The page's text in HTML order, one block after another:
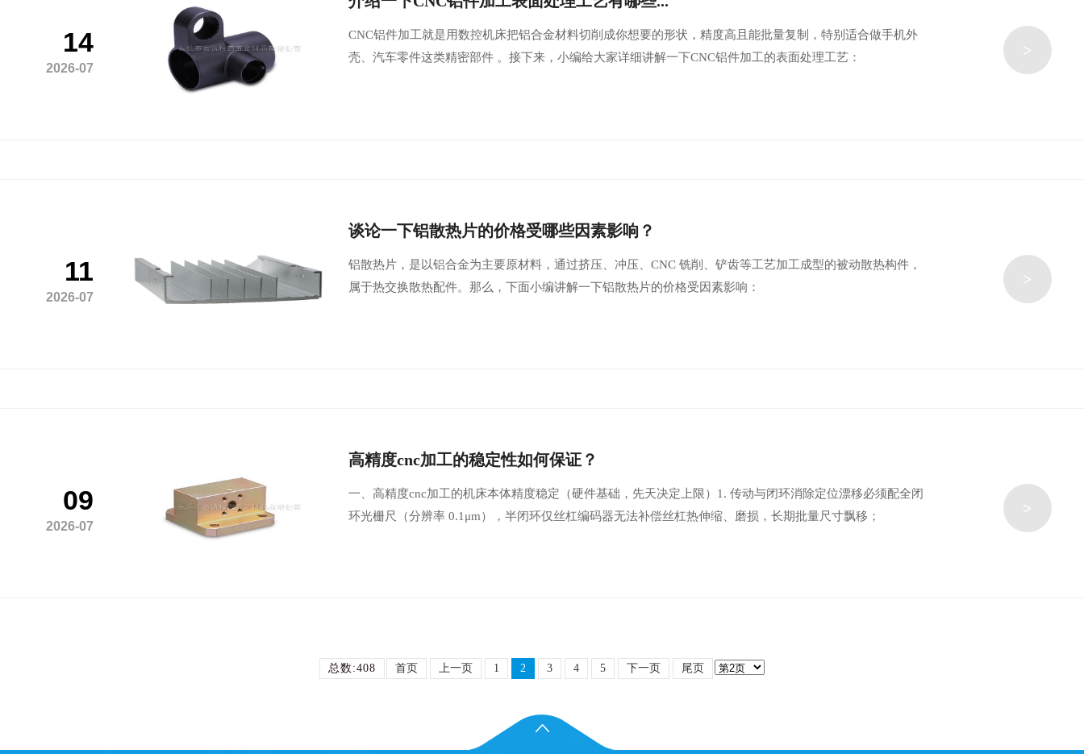
14
2026-07
CNC铝件加工‌就是用数控机床把铝合金材料切削成你想要的形状，精度高且能批量复制，特别适合做手机外
壳、汽车零件这类精密部件 。接下来，小编给大家详细讲解一下CNC铝件加工的表面处理工艺：
>
11
2026-07
谈论一下铝散热片的价格受哪些因素影响？
铝散热片，是以铝合金为主要原材料，通过挤压、冲压、CNC 铣削、铲齿等工艺加工成型的被动散热构件，
属于热交换散热配件。那么，下面小编讲解一下铝散热片的价格受因素影响：
>
09
2026-07
高精度cnc加工的稳定性如何保证？
一、高精度cnc加工的机床本体精度稳定（硬件基础，先天决定上限）1. 传动与闭环消除定位漂移必须配全闭
环光栅尺（分辨率 0.1μm），半闭环仅丝杠编码器无法补偿丝杠热伸缩、磨损，长期批量尺寸飘移；
>
总数:408 首页 上一页 1 2 3 4 5 下一页 尾页